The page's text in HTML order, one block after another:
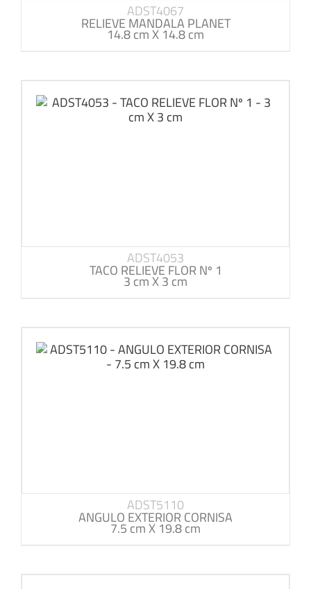
ADST4067
RELIEVE MANDALA PLANET
14.8 cm X 14.8 cm
ADST4053
TACO RELIEVE FLOR Nº 1
3 cm X 3 cm
ADST5110
ANGULO EXTERIOR CORNISA
7.5 cm X 19.8 cm